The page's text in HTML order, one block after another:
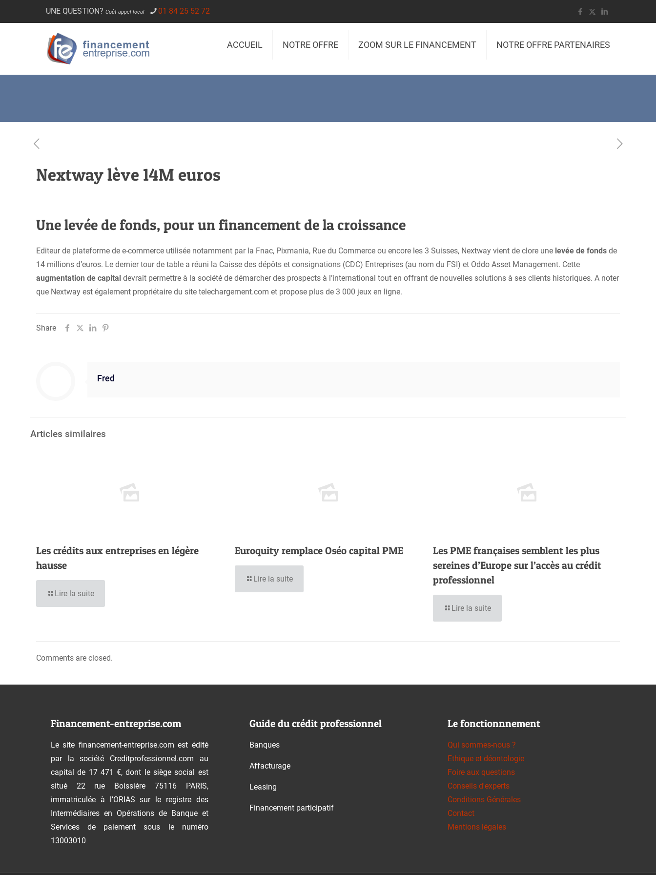
UNE QUESTION? Coût appel local 01 84 25 52 72
ACCUEIL NOTRE OFFRE ZOOM SUR LE FINANCEMENT NOTRE OFFRE PARTENAIRES
Nextway lève 14M euros
Une levée de fonds, pour un financement de la croissance
Editeur de plateforme de e-commerce utilisée notamment par la Fnac, Pixmania, Rue du Commerce ou encore les 3 Suisses, Nextway vient de clore une levée de fonds de
14 millions d’euros. Le dernier tour de table a réuni la Caisse des dépôts et consignations (CDC) Entreprises (au nom du FSI) et Oddo Asset Management. Cette
augmentation de capital devrait permettre à la société de démarcher des prospects à l’international tout en offrant de nouvelles solutions à ses clients historiques. A noter
que Nextway est également propriétaire du site telechargement.com et propose plus de 3 000 jeux en ligne.
Share
Fred
Articles similaires
Les crédits aux entreprises en légère
hausse
Lire la suite
Euroquity remplace Oséo capital PME
Lire la suite
Les PME françaises semblent les plus
sereines d’Europe sur l’accès au crédit
professionnel
Lire la suite
Comments are closed.
Financement-entreprise.com
Le site financement-entreprise.com est édité
par la société Creditprofessionnel.com au
capital de 17 471 €, dont le siège social est
situé 22 rue Boissière 75116 PARIS,
immatriculée à l’ORIAS sur le registre des
Intermédiaires en Opérations de Banque et
Services de paiement sous le numéro
13003010
Guide du crédit professionnel
Banques
Affacturage
Leasing
Financement participatif
Le fonctionnnement
Qui sommes-nous ?
Ethique et déontologie
Foire aux questions
Conseils d'experts
Conditions Générales
Contact
Mentions légales